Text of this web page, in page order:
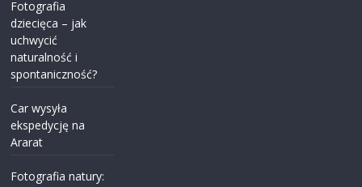
Fotografia
dziecięca – jak
uchwycić
naturalność i
spontaniczność?
Car wysyła
ekspedycję na
Ararat
Fotografia natury: